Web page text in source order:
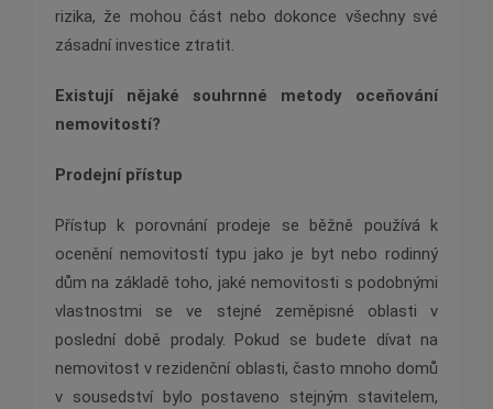
rizika, že mohou část nebo dokonce všechny své
zásadní investice ztratit.
Existují nějaké souhrnné metody oceňování
nemovitostí?
Prodejní přístup
Přístup k porovnání prodeje se běžně používá k
ocenění nemovitostí typu jako je byt nebo rodinný
dům na základě toho, jaké nemovitosti s podobnými
vlastnostmi se ve stejné zeměpisné oblasti v
poslední době prodaly. Pokud se budete dívat na
nemovitost v rezidenční oblasti, často mnoho domů
v sousedství bylo postaveno stejným stavitelem,